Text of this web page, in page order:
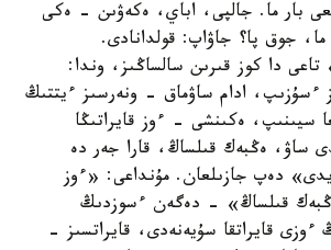
بار ما. جالپى، اباي، ەكەۋىن - ەكى
ما، جوق پا؟ جاۋاپ: قولدانادى.
دا كوز قىرىن سالساڭىز، وندا:
ءسۇزىپ، ادام ساۋماق - ونەرسىز ءيتتىڭ
سيىنىپ، ەكىنشى - ءوز قايراتىڭا
ساۋ، ەڭبەك قىلساڭ، قارا جەر دە
دەپ جازىلعان. مۇنداعى: «ءوز
ەڭبەك قىلساڭ» - دەگەن ءسوزدىڭ
ءوزى قايراتقا سۇيەنەدى، قايراتسىز -